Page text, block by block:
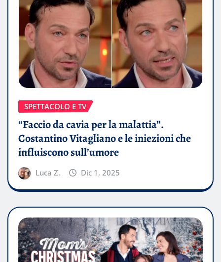
SPETTACOLO E TV
“Faccio da cavia per la malattia”.
Costantino Vitagliano e le iniezioni che
influiscono sull’umore
Luca Z. Dic 1, 2025